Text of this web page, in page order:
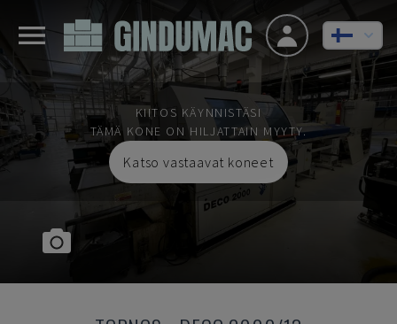
KIITOS KÄYNNISTÄSI
TÄMÄ KONE ON HILJATTAIN MYYTY.
Katso vastaavat koneet